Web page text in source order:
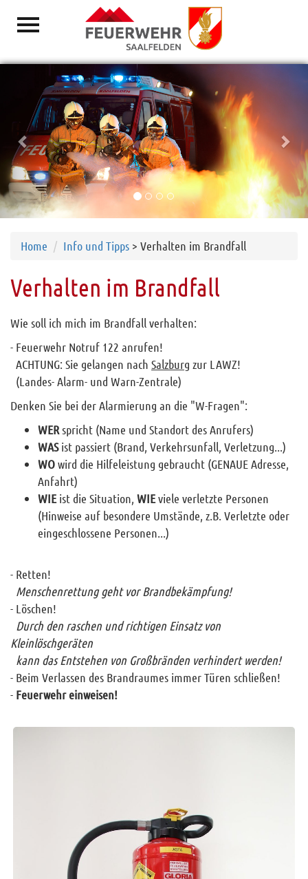
Aktuelles
Vorwort
Löschzüge
Mannschaft
Jugend
Fahrzeuge
Ausrüstung
Ausbildung
Archiv
Info und Tipps
Unwetterwarnungen
Verhalten im Brandfall
Verhalten bei Gasgeruch
Feuerlöscher-Bedienung
PKW Rettungskarten
Leben retten
Zivilschutz
Raumhaufen
Veranstaltungen
Home
Kontakt
Sitemap
Impressum
RSS News
Previous
Home Info und Tipps > Verhalten im Brandfall
Verhalten im Brandfall
Wie soll ich mich im Brandfall verhalten:
- Feuerwehr Notruf 122 anrufen!
ACHTUNG: Sie gelangen nach Salzburg zur LAWZ!
(Landes- Alarm- und Warn-Zentrale)
Denken Sie bei der Alarmierung an die "W-Fragen":
WERspricht (Name und Standort des Anrufers)
WASist passiert (Brand, Verkehrsunfall, Verletzung...)
WOwird die Hilfeleistung gebraucht (GENAUE Adresse,
Anfahrt)
WIE ist die Situation, WIEviele verletzte Personen
(Hinweise auf besondere Umstände, z.B. Verletzte oder
eingeschlossene Personen...)
- Retten!
Menschenrettung geht vor Brandbekämpfung!
- Löschen!
Durch den raschen und richtigen Einsatz von
Kleinlöschgeräten
kann das Entstehen von Großbränden verhindert werden!
- Beim Verlassen des Brandraumes immer Türen schließen!
- Feuerwehr einweisen!